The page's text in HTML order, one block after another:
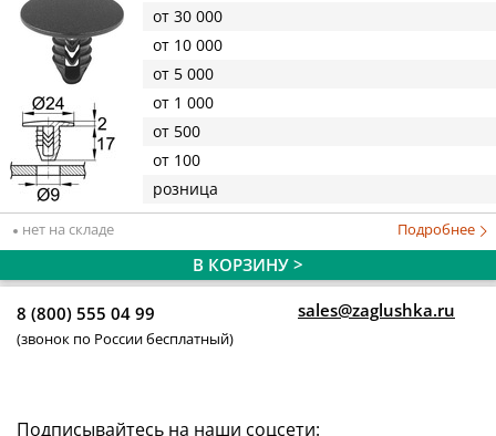
от 30 000
от 10 000
от 5 000
от 1 000
от 500
от 100
розница
нет на складе Подробнее
В КОРЗИНУ >
8 (800) 555 04 99
(звонок по России бесплатный)
sales@zaglushka.ru
Подписывайтесь на наши соцсети: